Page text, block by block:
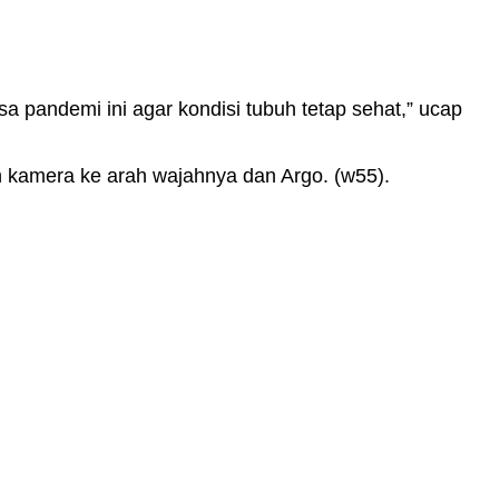
pandemi ini agar kondisi tubuh tetap sehat,” ucap
ke arah wajahnya dan Argo. (w55).